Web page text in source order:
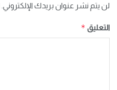
لن يتم نشر عنوان بريدك الإلكتروني.
التعليق *